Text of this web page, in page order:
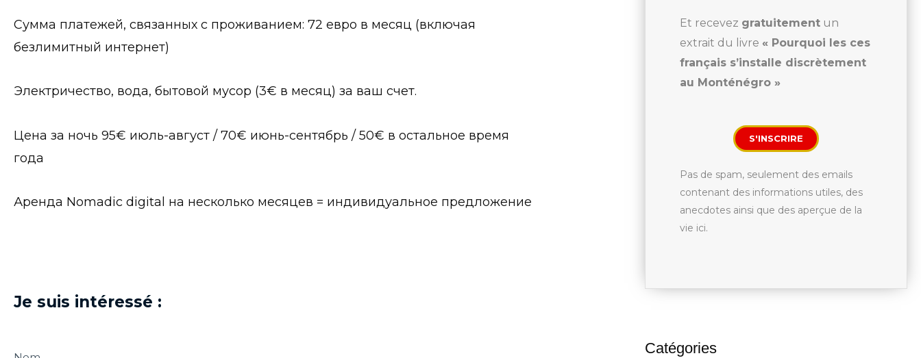
Сумма платежей, связанных с проживанием: 72 евро в месяц (включая
безлимитный интернет)
Электричество, вода, бытовой мусор (3€ в месяц) за ваш счет.
Цена за ночь 95€ июль-август / 70€ июнь-сентябрь / 50€ в остальное время
года
Аренда Nomadic digital на несколько месяцев = индивидуальное предложение
Je suis intéressé :
Et recevez gratuitementun
extrait du livre « Pourquoi les ces
français s’installe discrètement
au Monténégro »
S'INSCRIRE
Pas de spam, seulement des emails
contenant des informations utiles, des
anecdotes ainsi que des aperçue de la
vie ici.
Catégories